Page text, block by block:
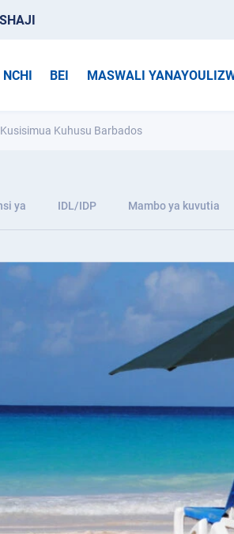
NCHI BEI MASWALI
Kuhusu Barbados
ya IDL/IDP Mambo ya kuvutia